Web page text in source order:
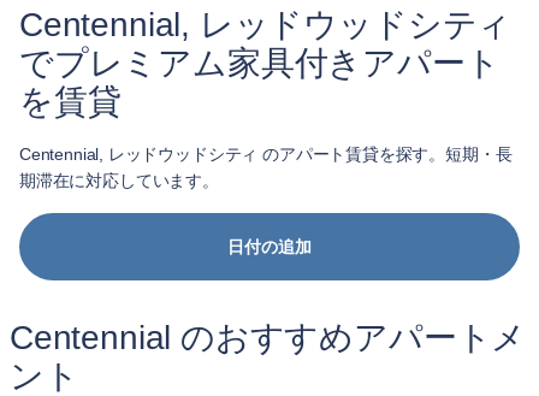
Centennial, レッドウッドシティ
でプレミアム家具付きアパート
を賃貸
Centennial, レッドウッドシティ のアパート賃貸を探す。短期・長
期滞在に対応しています。
日付の追加
Centennial のおすすめアパートメ
ント